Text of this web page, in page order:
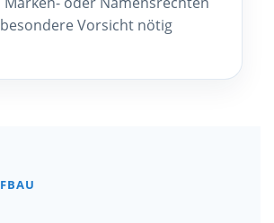
Vorsicht nötig